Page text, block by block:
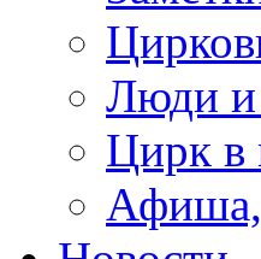
Люди и
Цирк в
Афиша,